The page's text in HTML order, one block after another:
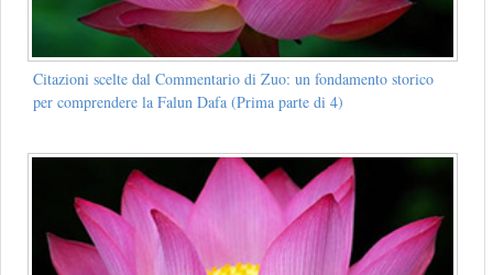
Citazioni scelte dal Commentario di Zuo: un fondamento storico
per comprendere la Falun Dafa (Prima parte di 4)